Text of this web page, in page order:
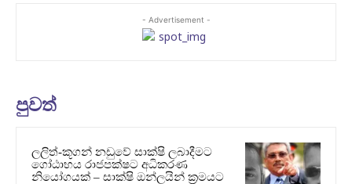
- Advertisement -
පුවත්
ලලිත්-කූගන් නඩුවේ සාක්ෂි ලබාදීමට
ගෝඨාභය රාජපක්ෂට අධිකරණ
නියෝගයක් – සාක්ෂි ඔන්ලයින් ක්‍රමයට